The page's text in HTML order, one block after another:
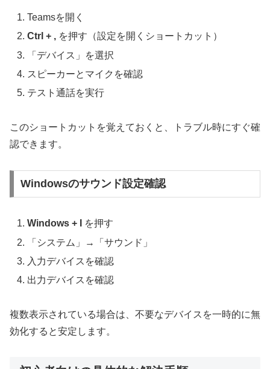
Teamsを開く
Ctrl + , を押す（設定を開くショートカット）
「デバイス」を選択
スピーカーとマイクを確認
テスト通話を実行
このショートカットを覚えておくと、トラブル時にすぐ確
認できます。
Windowsのサウンド設定確認
Windows + I
を押す
「システム」→「サウンド」
入力デバイスを確認
出力デバイスを確認
複数表示されている場合は、不要なデバイスを一時的に無
効化すると安定します。